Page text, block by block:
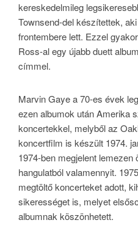
kereskedelmileg
Townsend-del készítettek,
frontembere lett. Ezzel
Ross-al egy újabb duett
címmel.
Marvin Gaye a 70-es évek
ezen albumok után Amerika
koncertekkel, melyből az
koncertfilm is készült 1974.
1974-ben megjelent
hangulatból valamennyit.
megtöltő koncerteket adott,
sikerességet is, melyet
albumnak köszönhetett.